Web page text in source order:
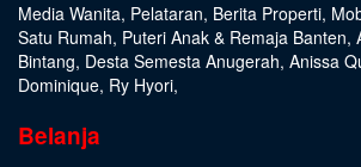
Media Wanita, Pelataran, Berita Properti,
Satu Rumah, Puteri Anak & Remaja Banten,
Bintang, Desta Semesta Anugerah, Anissa
Dominique, Ry Hyori,
Belanja